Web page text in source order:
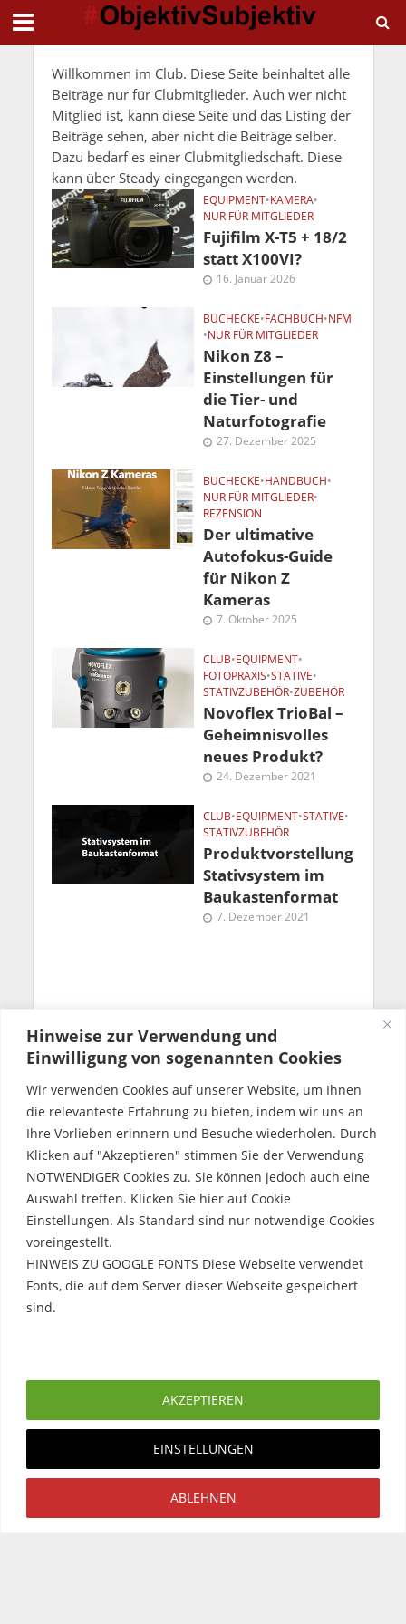
Hinweise zur Verwendung und
Einwilligung von sogenannten Cookies
Wir verwenden Cookies auf unserer Website, um Ihnen
die relevanteste Erfahrung zu bieten, indem wir uns an
Ihre Vorlieben erinnern und Besuche wiederholen. Durch
Klicken auf "Akzeptieren" stimmen Sie der Verwendung
NOTWENDIGER Cookies zu. Sie können jedoch auch eine
Auswahl treffen. Klicken Sie hier auf Cookie
Einstellungen. Als Standard sind nur notwendige Cookies
voreingestellt.
HINWEIS ZU GOOGLE FONTS Diese Webseite verwendet
Fonts, die auf dem Server dieser Webseite gespeichert
sind.
EINSTELLUNGEN
ABLEHNEN
AKZEPTIEREN
Willkommen im Club. Diese Seite beinhaltet alle
Beiträge nur für Clubmitglieder. Auch wer nicht
Mitglied ist, kann diese Seite und das Listing der
Beiträge sehen, aber nicht die Beiträge selber.
Dazu bedarf es einer Clubmitgliedschaft. Diese
kann über Steady eingegangen werden.
EQUIPMENT•KAMERA•
NUR FÜR MITGLIEDER
Fujifilm X-T5 + 18/2
statt X100VI?
16. Januar 2026
BUCHECKE•FACHBUCH•NFM
•NUR FÜR MITGLIEDER
Nikon Z8 –
Einstellungen für
die Tier- und
Naturfotografie
27. Dezember 2025
BUCHECKE•HANDBUCH•
NUR FÜR MITGLIEDER•
REZENSION
Der ultimative
Autofokus-Guide
für Nikon Z
Kameras
7. Oktober 2025
CLUB•EQUIPMENT•
FOTOPRAXIS•STATIVE•
STATIVZUBEHÖR•ZUBEHÖR
Novoflex TrioBal –
Geheimnisvolles
neues Produkt?
24. Dezember 2021
CLUB•EQUIPMENT•STATIVE•
STATIVZUBEHÖR
Produktvorstellung
Stativsystem im
Baukastenformat
7. Dezember 2021
Uwe Möbus
Rechtliche Hinweise
Datenschutzerklärung